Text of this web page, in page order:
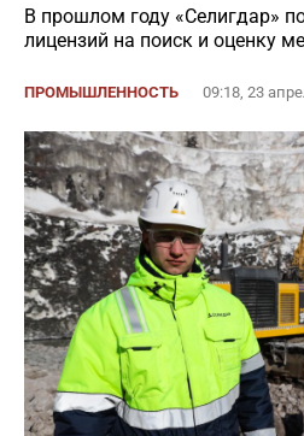
В прошлом году «Селигдар»
лицензий на поиск и оценку
ПРОМЫШЛЕННОСТЬ 09:18, 23